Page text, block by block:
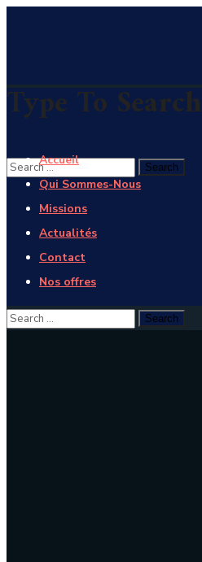
Type To Search
Accueil
Qui Sommes-Nous
Missions
Actualités
Contact
Nos offres